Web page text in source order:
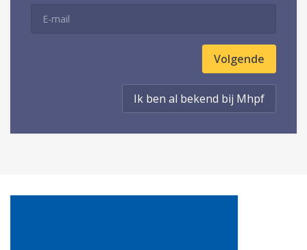
Ik ben al bekend bij Mhpf